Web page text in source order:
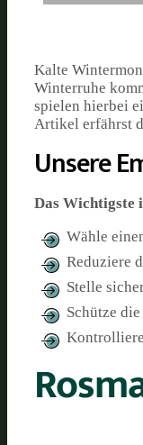
Kalte
Winterruhe
spielen hierbei
Artikel erfährst
Unsere
Das Wichtigste
Wähle
Reduziere
Stelle
Schütze